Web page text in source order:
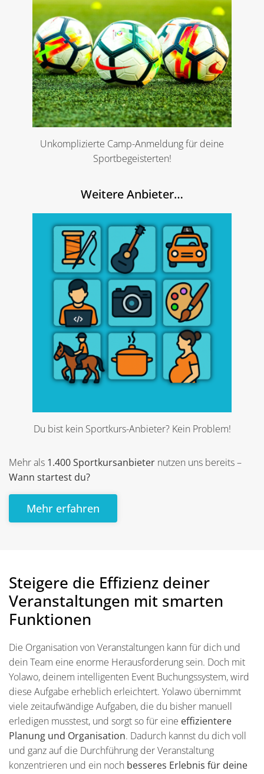
Unkomplizierte Camp-Anmeldung für deine
Sportbegeisterten!
Weitere Anbieter…
Du bist kein Sportkurs-Anbieter? Kein Problem!
Mehr als 1.400 Sportkursanbieter nutzen uns bereits –
Wann startest du?
Mehr erfahren
Steigere die Effizienz deiner
Veranstaltungen mit smarten
Funktionen
Die Organisation von Veranstaltungen kann für dich und
dein Team eine enorme Herausforderung sein. Doch mit
Yolawo, deinem intelligenten Event Buchungssystem, wird
diese Aufgabe erheblich erleichtert. Yolawo übernimmt
viele zeitaufwändige Aufgaben, die du bisher manuell
erledigen musstest, und sorgt so für eine effizientere
Planung und Organisation. Dadurch kannst du dich voll
und ganz auf die Durchführung der Veranstaltung
konzentrieren und ein noch besseres Erlebnis für deine